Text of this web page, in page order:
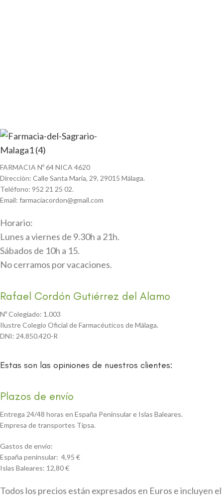
FARMACIA Nº 64 NICA 4620
Dirección: Calle Santa María, 29, 29015 Málaga.
Teléfono: 952 21 25 02.
Email: farmaciacordon@gmail.com
Horario:
Lunes a viernes de 9.30h a 21h.
Sábados de 10h a 15.
No cerramos por vacaciones.
Rafael Cordón Gutiérrez del Alamo
Nº Colegiado: 1.003
Ilustre Colegio Oficial de Farmacéuticos de Málaga.
DNI: 24.850.420-R
Estas son las opiniones de nuestros clientes:
Plazos de envío
Entrega 24/48 horas en España Peninsular e Islas Baleares.
Empresa de transportes Tipsa.
Gastos de envío:
España peninsular: 4,95 €
Islas Baleares: 12,80 €
Todos los precios están expresados en Euros e incluyen el